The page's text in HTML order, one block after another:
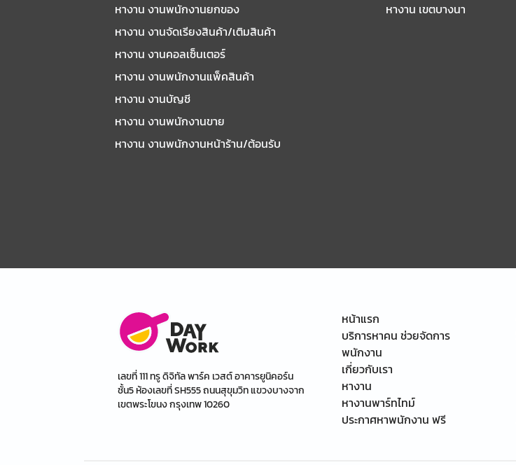
หางาน งานพนักงานยกของ
หางาน งานจัดเรียงสินค้า/เติมสินค้า
หางาน งานคอลเซ็นเตอร์
หางาน งานพนักงานแพ็คสินค้า
หางาน งานบัญชี
หางาน งานพนักงานขาย
หางาน งานพนักงานหน้าร้าน/ต้อนรับ
หางาน เขตบางนา
เลขที่ 111 ทรู ดิจิทัล พาร์ค เวสต์ อาคารยูนิคอร์น
ชั้น5 ห้องเลขที่ SH555 ถนนสุขุมวิท แขวงบางจาก
เขตพระโขนง กรุงเทพ 10260
หน้าแรก
บริการหาคน ช่วยจัดการ
พนักงาน
เกี่ยวกับเรา
หางาน
หางานพาร์ทไทม์
ประกาศหาพนักงาน ฟรี